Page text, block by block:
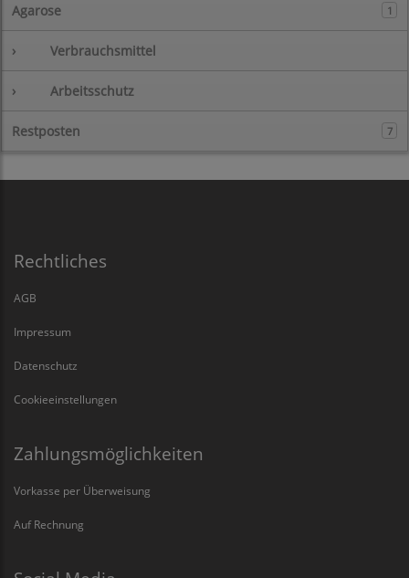
Agarose 1
› Verbrauchsmittel
› Arbeitsschutz
Restposten 7
Rechtliches
AGB
Impressum
Datenschutz
Cookieeinstellungen
Zahlungsmöglichkeiten
Vorkasse per Überweisung
Auf Rechnung